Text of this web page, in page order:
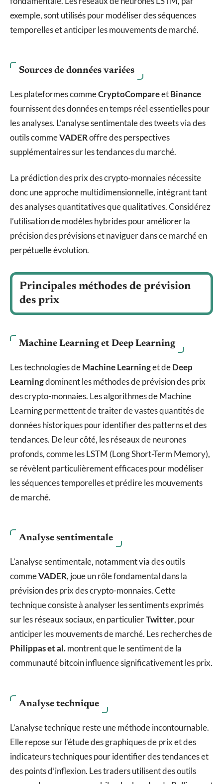
exemple, sont utilisés pour modéliser des séquences
temporelles et anticiper les mouvements de marché.
Sources de données variées
Les plateformes commeCryptoCompareetBinance
fournissent des données en temps réel essentielles pour
les analyses. L’analyse sentimentale des tweets via des
outils commeVADERoffre des perspectives
supplémentaires sur les tendances du marché.
La prédiction des prix des crypto-monnaies nécessite
donc une approche multidimensionnelle, intégrant tant
des analyses quantitatives que qualitatives. Considérez
l’utilisation de modèles hybrides pour améliorer la
précision des prévisions et naviguer dans ce marché en
perpétuelle évolution.
Principales méthodes de prévision
des prix
Machine Learning et Deep Learning
Les technologies deMachine Learninget deDeep
Learningdominent les méthodes de prévision des prix
des crypto-monnaies. Les algorithmes de Machine
Learning permettent de traiter de vastes quantités de
données historiques pour identifier des patterns et des
tendances. De leur côté, les réseaux de neurones
profonds, comme les LSTM (Long Short-Term Memory),
se révèlent particulièrement efficaces pour modéliser
les séquences temporelles et prédire les mouvements
de marché.
Analyse sentimentale
L’analyse sentimentale, notamment via des outils
commeVADER, joue un rôle fondamental dans la
prévision des prix des crypto-monnaies. Cette
technique consiste à analyser les sentiments exprimés
sur les réseaux sociaux, en particulierTwitter, pour
anticiper les mouvements de marché. Les recherches de
Philippas et al.montrent que le sentiment de la
communauté bitcoin influence significativement les prix.
Analyse technique
L’analyse technique reste une méthode incontournable.
Elle repose sur l’étude des graphiques de prix et des
indicateurs techniques pour identifier des tendances et
des points d’inflexion. Les traders utilisent des outils